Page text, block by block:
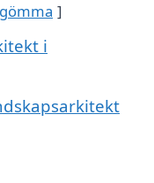
gömma
i